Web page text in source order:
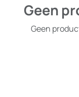
Geen
Geen